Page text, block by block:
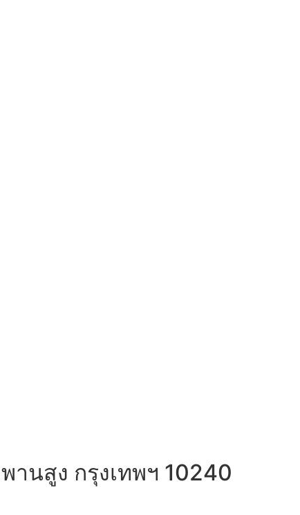
นสูง กรุงเทพฯ 10240